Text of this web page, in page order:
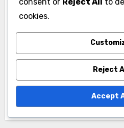
Post
navigation
suất của đội bóng bầu
dục Hàn Quốc trong
các giải đấu trong
nước
cookies.
Reject All
Accept